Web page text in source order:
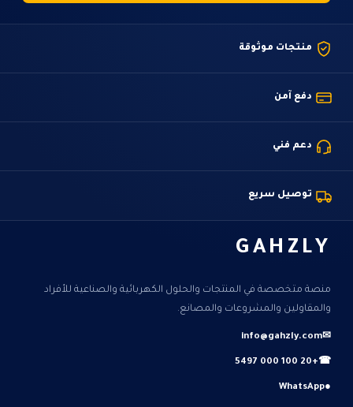
منتجات موثوقة
دفع آمن
دعم فني
توصيل سريع
GAHZLY
منصة متخصصة في المنتجات والحلول الكهربائية والصناعية للأفراد
والمقاولين والمشروعات والمصانع.
✉
info@gahzly.com
☎
+20 100 000 5497
●
WhatsApp